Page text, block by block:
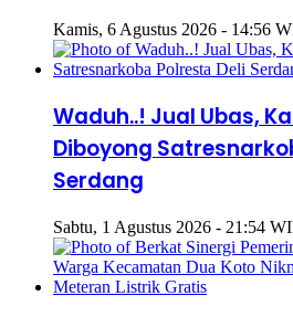
Kamis, 6 Agustus 2026 - 14:56
Waduh..! Jual Ubas,
Diboyong
Serdang
Sabtu, 1 Agustus 2026 - 21:54